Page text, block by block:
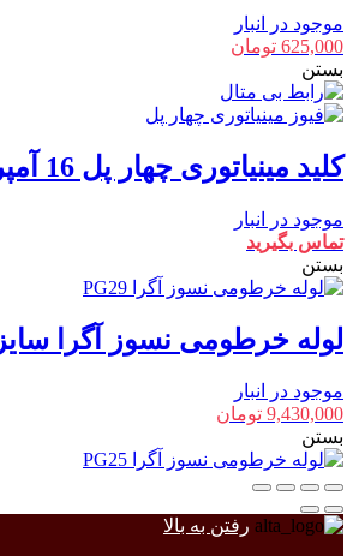
موجود در انبار
625,000 تومان
بستن
کلید مینیاتوری چهار پل 16 آمپر دنا الکتریک
موجود در انبار
تماس بگیرید
بستن
لوله خرطومی نسوز آگرا سایز PG29
موجود در انبار
9,430,000 تومان
بستن
رفتن به بالا